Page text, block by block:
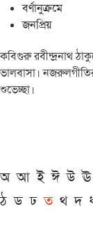
বর্ণানুক্রমে
জনপ্রিয়
কবিগুরু রবীন্দ্রনাথ
ভালবাসা।
শুভেচ্ছা।
অ আ ই ঈ উ ঊ
ঠ ড ঢ ত থ দ